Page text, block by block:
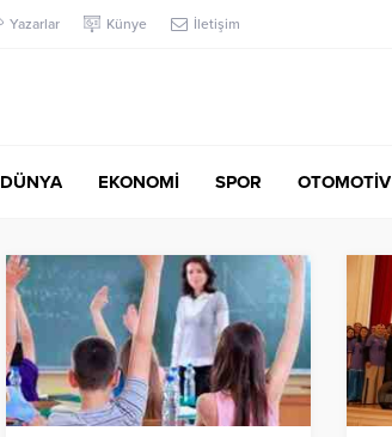
Yazarlar Künye İletişim
DÜNYA EKONOMİ SPOR OTOMOTİV